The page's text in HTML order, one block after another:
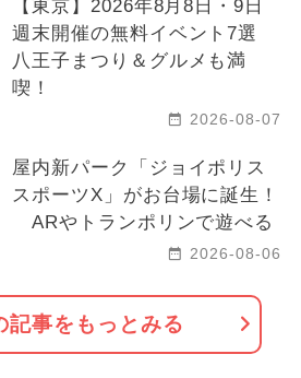
【東京】2026年8月8日・9日
週末開催の無料イベント7選
八王子まつり＆グルメも満
喫！
2026-08-07
屋内新パーク「ジョイポリス
スポーツX」がお台場に誕生！
ARやトランポリンで遊べる
2026-08-06
記事をもっとみる